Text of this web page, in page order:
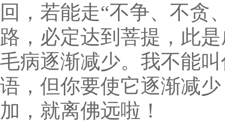
回，若能走“不争、不贪
路，必定达到菩提，此
毛病逐渐减少。我不能
语，但你要使它逐渐减
加，就离佛远啦！